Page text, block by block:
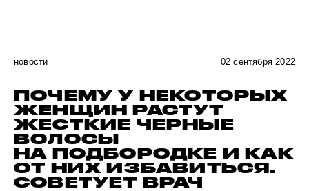
новости 02 сентября 2022
ПОЧЕМУ У НЕКОТОРЫХ
ЖЕНЩИН РАСТУТ
ЖЕСТКИЕ ЧЕРНЫЕ
ВОЛОСЫ
НА ПОДБОРОДКЕ И КАК
ОТ НИХ ИЗБАВИТЬСЯ.
СОВЕТУЕТ ВРАЧ